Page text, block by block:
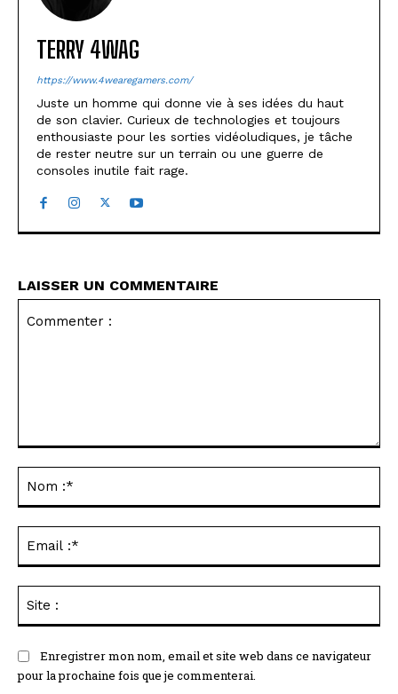
TERRY 4WAG
https://www.4wearegamers.com/
Juste un homme qui donne vie à ses idées du haut
de son clavier. Curieux de technologies et toujours
enthousiaste pour les sorties vidéoludiques, je tâche
de rester neutre sur un terrain ou une guerre de
consoles inutile fait rage.
LAISSER UN COMMENTAIRE
Enregistrer mon nom, email et site web dans ce navigateur
pour la prochaine fois que je commenterai.